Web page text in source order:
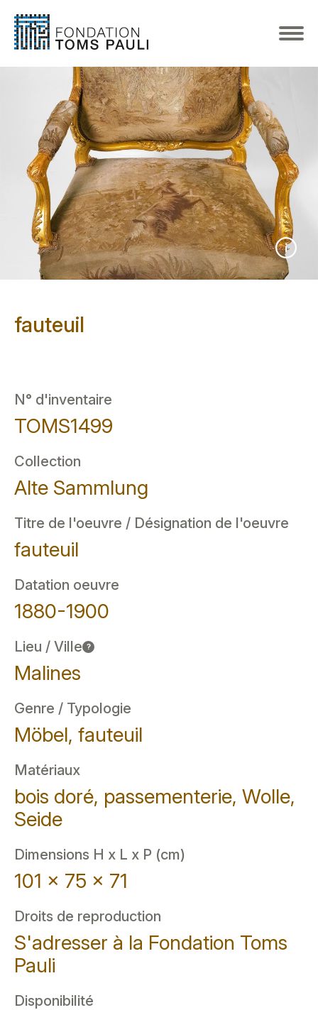
fauteuil
N° d'inventaire
TOMS1499
Collection
Alte Sammlung
Titre de l'oeuvre / Désignation de l'oeuvre
fauteuil
Datation oeuvre
1880-1900
Lieu / Ville ?
Malines
Genre / Typologie
Möbel, fauteuil
Matériaux
bois doré, passementerie, Wolle,
Seide
Dimensions H x L x P (cm)
101 x 75 x 71
Droits de reproduction
S'adresser à la Fondation Toms
Pauli
Disponibilité